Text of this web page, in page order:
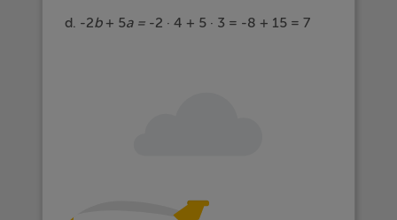
d. -2b+ 5a = -2 · 4 + 5 · 3 = -8 + 15 = 7